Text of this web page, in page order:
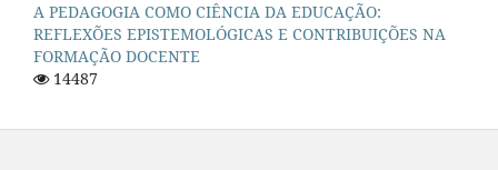
A PEDAGOGIA COMO CIÊNCIA DA EDUCAÇÃO:
REFLEXÕES EPISTEMOLÓGICAS E CONTRIBUIÇÕES NA
FORMAÇÃO DOCENTE
14487